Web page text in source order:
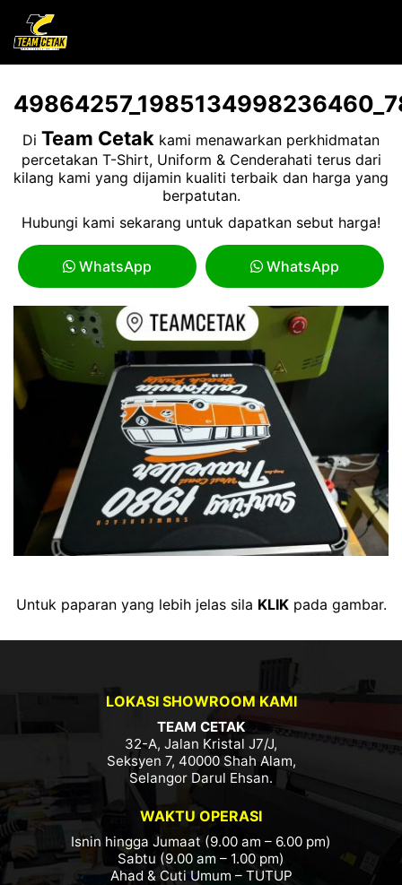
Di Team Cetak kami menawarkan perkhidmatan
percetakan T-Shirt, Uniform & Cenderahati terus dari
kilang kami yang dijamin kualiti terbaik dan harga yang
berpatutan.
Hubungi kami sekarang untuk dapatkan sebut harga!
WhatsApp WhatsApp
Untuk paparan yang lebih jelas sila KLIKpada gambar.
LOKASI SHOWROOM KAMI
TEAM CETAK
32-A, Jalan Kristal J7/J,
Seksyen 7, 40000 Shah Alam,
Selangor Darul Ehsan.
WAKTU OPERASI
Isnin hingga Jumaat (9.00 am – 6.00 pm)
Sabtu (9.00 am – 1.00 pm)
Ahad & Cuti Umum – TUTUP